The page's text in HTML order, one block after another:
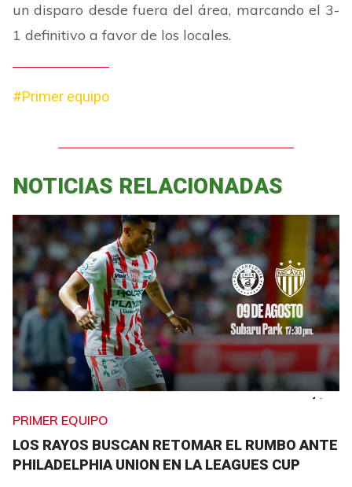
un disparo desde fuera del área, marcando el 3-
1 definitivo a favor de los locales.
#Primer equipo
NOTICIAS RELACIONADAS
PRIMER EQUIPO
LOS RAYOS BUSCAN RETOMAR EL RUMBO ANTE
PHILADELPHIA UNION EN LA LEAGUES CUP